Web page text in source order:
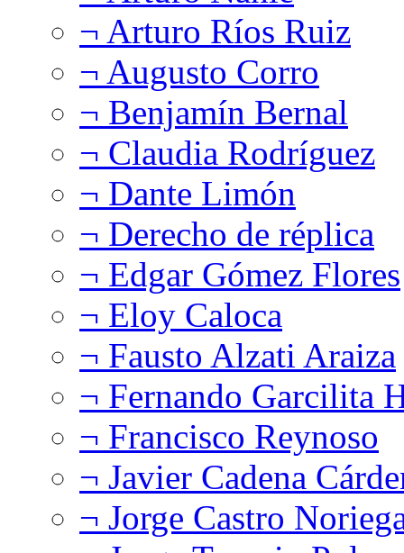
¬ Arturo Ríos Ruiz
¬ Augusto Corro
¬ Benjamín Bernal
¬ Claudia Rodríguez
¬ Dante Limón
¬ Derecho de réplica
¬ Edgar Gómez Flores
¬ Eloy Caloca
¬ Fausto Alzati Araiza
¬ Fernando Garcilita
¬ Francisco Reynoso
¬ Javier Cadena
¬ Jorge Castro